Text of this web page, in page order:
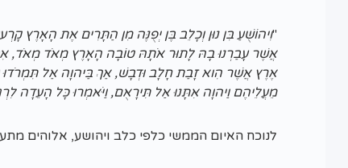
"וִיהוֹשֻׁעַ בִּן נוּן וְכָלֵב בֶּן יְפֻנֶּה מִן הַתָּרִים אֶת הָאָרֶץ
אֲשֶׁר עָבַרְנוּ בָהּ לָתוּר אֹתָהּ טוֹבָה הָאָרֶץ מְאֹד מְאֹד,
אֶרֶץ אֲשֶׁר הִוא זָבַת חָלָב וּדְבָשׁ, אַךְ בַּיהוָה אַל
מֵעֲלֵיהֶם וַיהוָה אִתָּנוּ אַל תִּירָאֻם, וַיֹּאמְרוּ כָּל הָעֵדָה
לנוכח האיום הממשי כלפי כלב ויהושע, אלוהים